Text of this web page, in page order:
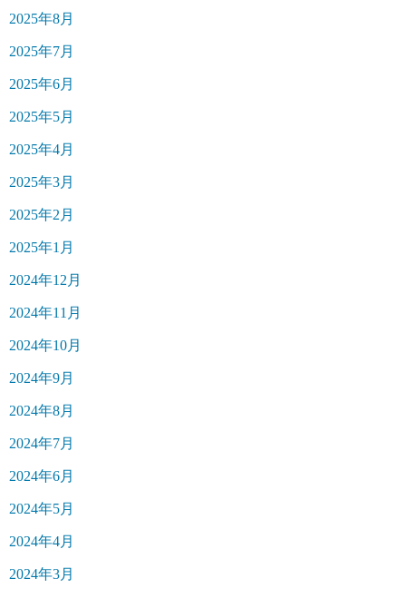
2025年8月
2025年7月
2025年6月
2025年5月
2025年4月
2025年3月
2025年2月
2025年1月
2024年12月
2024年11月
2024年10月
2024年9月
2024年8月
2024年7月
2024年6月
2024年5月
2024年4月
2024年3月